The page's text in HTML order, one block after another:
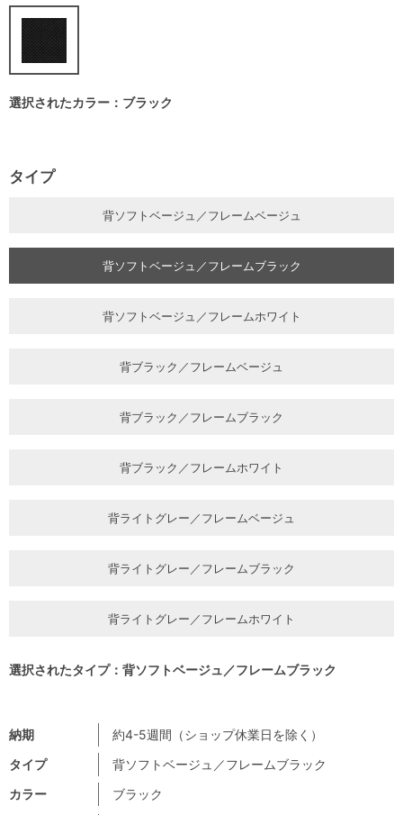
納期
約4-5週間（ショップ休業日を除く）
タイプ
背ソフトベージュ／フレームブラック
カラー
ブラック
選択されたカラー：ブラック
タイプ
背ソフトベージュ／フレームベージュ
背ソフトベージュ／フレームブラック
背ソフトベージュ／フレームホワイト
背ブラック／フレームベージュ
背ブラック／フレームブラック
背ブラック／フレームホワイト
背ライトグレー／フレームベージュ
背ライトグレー／フレームブラック
背ライトグレー／フレームホワイト
選択されたタイプ：背ソフトベージュ／フレームブラック